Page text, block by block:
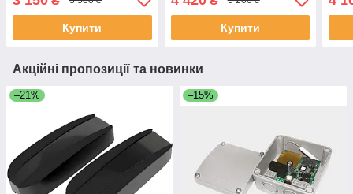
Купити Купити
Акційні пропозиції та новинки
–21% –15%